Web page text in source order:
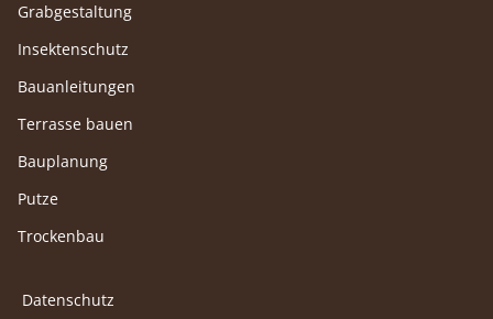
Grabgestaltung
Insektenschutz
Bauanleitungen
Terrasse bauen
Bauplanung
Putze
Trockenbau
Datenschutz